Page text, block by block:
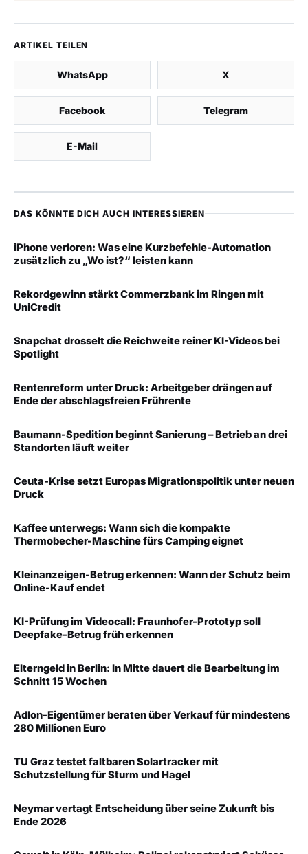
ARTIKEL TEILEN
WhatsApp X
Facebook Telegram
E-Mail
DAS KÖNNTE DICH AUCH INTERESSIEREN
iPhone verloren: Was eine Kurzbefehle-Automation
zusätzlich zu „Wo ist?“ leisten kann
Rekordgewinn stärkt Commerzbank im Ringen mit
UniCredit
Snapchat drosselt die Reichweite reiner KI-Videos bei
Spotlight
Rentenreform unter Druck: Arbeitgeber drängen auf
Ende der abschlagsfreien Frührente
Baumann-Spedition beginnt Sanierung – Betrieb an drei
Standorten läuft weiter
Ceuta-Krise setzt Europas Migrationspolitik unter neuen
Druck
Kaffee unterwegs: Wann sich die kompakte
Thermobecher-Maschine fürs Camping eignet
Kleinanzeigen-Betrug erkennen: Wann der Schutz beim
Online-Kauf endet
KI-Prüfung im Videocall: Fraunhofer-Prototyp soll
Deepfake-Betrug früh erkennen
Elterngeld in Berlin: In Mitte dauert die Bearbeitung im
Schnitt 15 Wochen
Adlon-Eigentümer beraten über Verkauf für mindestens
280 Millionen Euro
TU Graz testet faltbaren Solartracker mit
Schutzstellung für Sturm und Hagel
Neymar vertagt Entscheidung über seine Zukunft bis
Ende 2026